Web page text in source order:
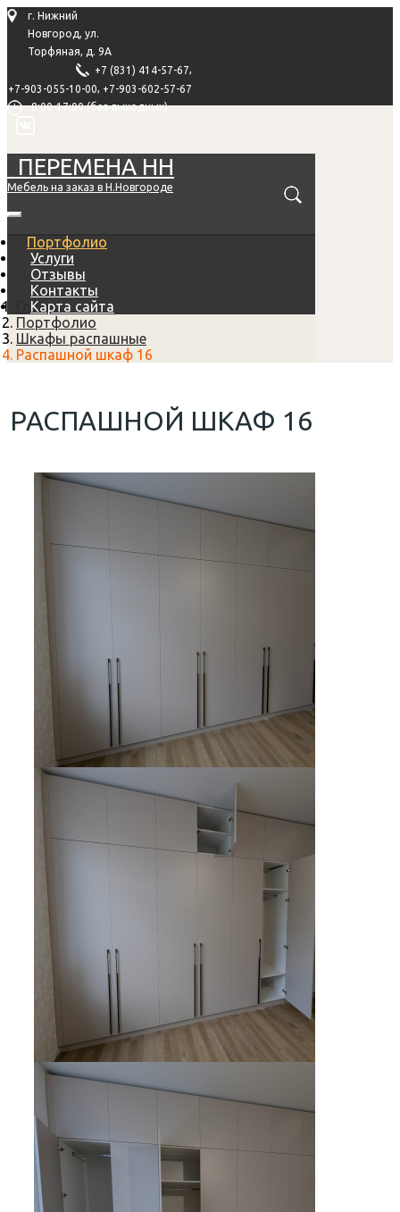
г. Нижний
Новгород, ул.
Торфяная, д. 9А
+7 (831) 414-57-67,
+7-903-055-10-00, +7-903-602-57-67
8:00-17:00 (без выходных)
ПЕРЕМЕНА НН
Мебель на заказ в Н.Новгороде
Портфолио
Услуги
Отзывы
Контакты
Карта сайта
Главная
Портфолио
Шкафы распашные
Распашной шкаф 16
РАСПАШНОЙ ШКАФ 16